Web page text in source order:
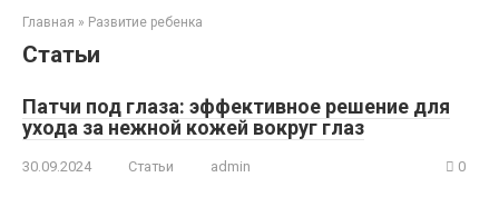
Главная » Развитие ребенка
Статьи
Патчи под глаза: эффективное решение для
ухода за нежной кожей вокруг глаз
30.09.2024 Статьи admin 0